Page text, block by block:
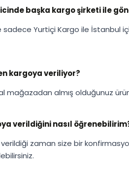
başka kargo şirketi ile
sadece Yurtiçi Kargo ile İstanbul
kargoya veriliyor?
mağazadan almış olduğunuz
verildiğini nasıl
zaman size bir